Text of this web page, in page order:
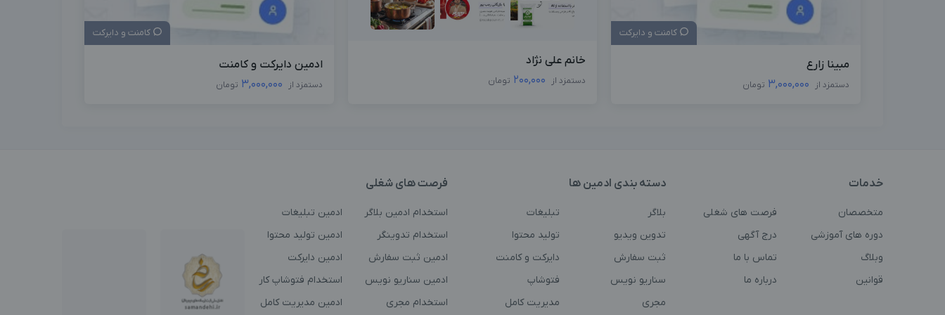
کامنت و دایرکت
مبینا زارع
دستمزد از 3,000,000 تومان
خانم علی نژاد
دستمزد از 200,000 تومان
کامنت و دایرکت
ادمین دایرکت و کامنت
دستمزد از 3,000,000 تومان
خدمات
متخصصان
فرصت های شغلی
دوره های آموزشی
درج آگهی
وبلاگ
تماس با ما
قوانین
درباره ما
دسته بندی ادمین ها
بلاگر
تبلیغات
تدوین ویدیو
تولید محتوا
ثبت سفارش
دایرکت و کامنت
سناریو نویس
فتوشاپ
مجری
مدیریت کامل
فرصت های شغلی
استخدام ادمین بلاگر
ادمین تبلیغات
استخدام تدوینگر
ادمین تولید محتوا
ادمین ثبت سفارش
ادمین دایرکت
ادمین سناریو نویس
استخدام فتوشاپ کار
استخدام مجری
ادمین مدیریت کامل